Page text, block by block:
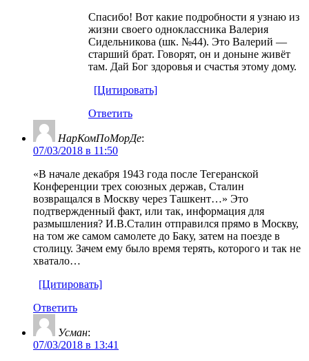
Спасибо! Вот какие подробности я узнаю из
жизни своего одноклассника Валерия
Сидельникова (шк. №44). Это Валерий —
старший брат. Говорят, он и доныне живёт
там. Дай Бог здоровья и счастья этому дому.
[Цитировать]
Ответить
НарКомПоМорДе:
07/03/2018 в 11:50
«В начале декабря 1943 года после Тегеранской
Конференции трех союзных держав, Сталин
возвращался в Москву через Ташкент…» Это
подтвержденный факт, или так, информация для
размышления? И.В.Сталин отправился прямо в Москву,
на том же самом самолете до Баку, затем на поезде в
столицу. Зачем ему было время терять, которого и так не
хватало…
[Цитировать]
Ответить
Усман:
07/03/2018 в 13:41